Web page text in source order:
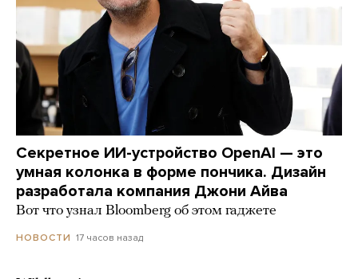
Секретное ИИ-устройство OpenAI — это
умная колонка в форме пончика. Дизайн
разработала компания Джони Айва
Вот что узнал Bloomberg об этом гаджете
НОВОСТИ 17 часов назад